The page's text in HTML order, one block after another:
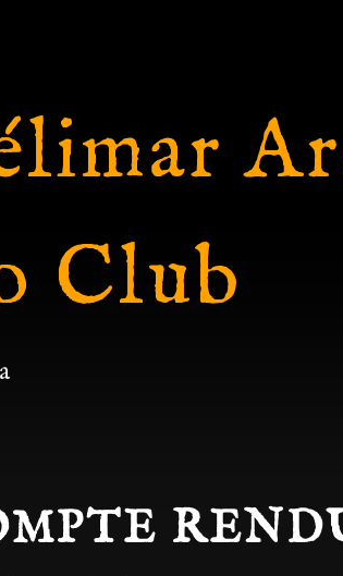
Club